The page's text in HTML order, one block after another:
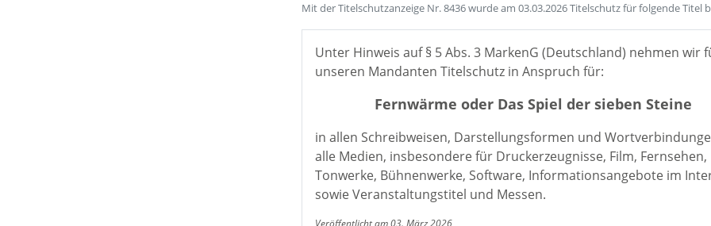
Mit der Titelschutzanzeige Nr. 8436 wurde am 03.03.2026 Titelschutz für folgende Titel
Unter Hinweis auf § 5 Abs. 3 MarkenG (Deutschland) nehmen wir
unseren Mandanten Titelschutz in Anspruch für:
Fernwärme oder Das Spiel der sieben Steine
in allen Schreibweisen, Darstellungsformen und
alle Medien, insbesondere für Druckerzeugnisse, Film, Fernsehen,
Tonwerke, Bühnenwerke, Software, Informationsangebote im
sowie Veranstaltungstitel und Messen.
Veröffentlicht am 03. März 2026